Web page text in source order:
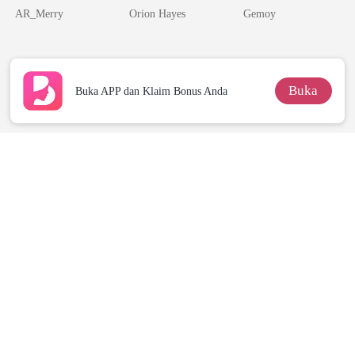
AR_Merry
Sang Istri yang
Miliarder
Orion Hayes Gemoy
Buka APP dan Klaim Bonus Anda Buka